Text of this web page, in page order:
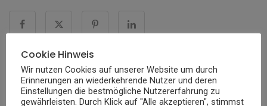
« ZURÜCK ZUR VORHERIGEN SEITE
Cookie Hinweis
Wir nutzen Cookies auf unserer Website um durch
Erinnerungen an wiederkehrende Nutzer und deren
Einstellungen die bestmögliche Nutzererfahrung zu
gewährleisten. Durch Klick auf "Alle akzeptieren", stimmst